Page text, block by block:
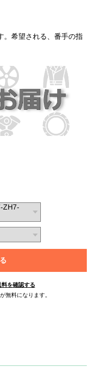
。希望される、番手の指
料を確認する
無料になります。